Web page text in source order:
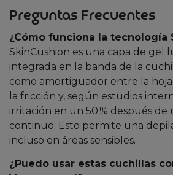
Preguntas Frecuentes
¿Cómo funciona la tecnología
SkinCushion es una capa de gel
integrada en la banda de la
como amortiguador entre la
la fricción y, según estudios
irritación en un 50 % después de
continuo. Esto permite una
incluso en áreas sensibles.
¿Puedo usar estas cuchillas